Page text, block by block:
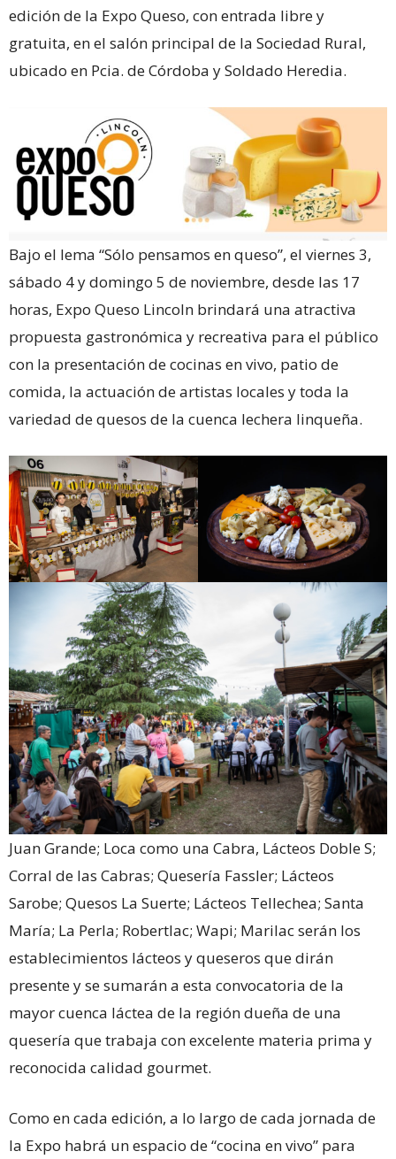
edición de la Expo Queso, con entrada libre y
gratuita, en el salón principal de la Sociedad Rural,
ubicado en Pcia. de Córdoba y Soldado Heredia.
Bajo el lema “Sólo pensamos en queso”, el viernes 3,
sábado 4 y domingo 5 de noviembre, desde las 17
horas, Expo Queso Lincoln brindará una atractiva
propuesta gastronómica y recreativa para el público
con la presentación de cocinas en vivo, patio de
comida, la actuación de artistas locales y toda la
variedad de quesos de la cuenca lechera linqueña.
Juan Grande; Loca como una Cabra, Lácteos Doble S;
Corral de las Cabras; Quesería Fassler; Lácteos
Sarobe; Quesos La Suerte; Lácteos Tellechea; Santa
María; La Perla; Robertlac; Wapi; Marilac serán los
establecimientos lácteos y queseros que dirán
presente y se sumarán a esta convocatoria de la
mayor cuenca láctea de la región dueña de una
quesería que trabaja con excelente materia prima y
reconocida calidad gourmet.
Como en cada edición, a lo largo de cada jornada de
la Expo habrá un espacio de “cocina en vivo” para